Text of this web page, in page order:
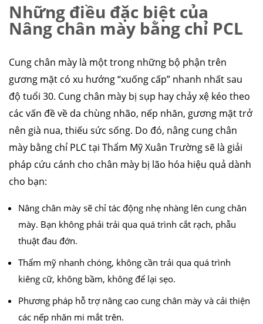
Những điều đặc biệt của
Nâng chân mày bằng chỉ PCL
Cung chân mày là một trong những bộ phận trên
gương mặt có xu hướng “xuống cấp” nhanh nhất sau
độ tuổi 30. Cung chân mày bị sụp hay chảy xệ kéo theo
các vấn đề về da chùng nhão, nếp nhăn, gương mặt trở
nên già nua, thiếu sức sống. Do đó, nâng cung chân
mày bằng chỉ PLC tại Thẩm Mỹ Xuân Trường sẽ là giải
pháp cứu cánh cho chân mày bị lão hóa hiệu quả dành
cho bạn:
Nâng chân mày sẽ chỉ tác động nhẹ nhàng lên cung chân
mày. Bạn không phải trải qua quá trình cắt rạch, phẫu
thuật đau đớn.
Thẩm mỹ nhanh chóng, không cần trải qua quá trình
kiêng cữ, không bầm, không để lại sẹo.
Phương pháp hỗ trợ nâng cao cung chân mày và cải thiện
các nếp nhăn mi mắt trên.